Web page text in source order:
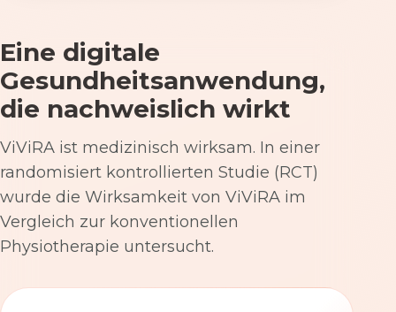
Eine digitale
Gesundheitsanwendung,
die nachweislich wirkt
ViViRA ist medizinisch wirksam. In einer
randomisiert kontrollierten Studie (RCT)
wurde die Wirksamkeit von ViViRA im
Vergleich zur konventionellen
Physiotherapie untersucht.